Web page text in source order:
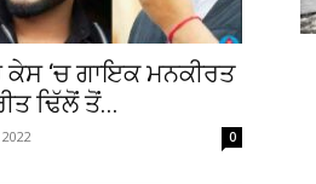
ਕੇਸ ‘ਚ ਗਾਇਕ ਮਨਕੀਰਤ
ਢਿੱਲੋਂ ਤੋਂ...
0